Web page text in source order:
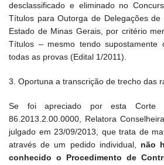
desclassificado e eliminado no
Títulos para Outorga de Delegações
Estado de Minas Gerais, por critério
Títulos – mesmo tendo supostamente
todas as provas (Edital 1/2011).
3. Oportuna a transcrição de trecho das
Se foi apreciado por esta Corte
86.2013.2.00.0000, Relatora
julgado em 23/09/2013, que trata de
através de um pedido individual, não
conhecido o Procedimento de